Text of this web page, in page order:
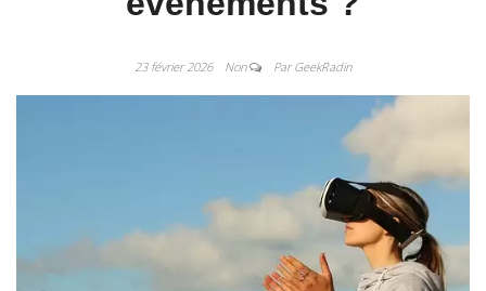
23 février 2026 Non Par GeekRadin